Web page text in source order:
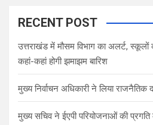
RECENT POST
उत्तराखंड में मौसम विभाग का अलर्ट,
कहां-कहां होगी झमाझम बारिश
मुख्य निर्वाचन अधिकारी ने लिया
मुख्य सचिव ने ईएपी परियोजनाओं की